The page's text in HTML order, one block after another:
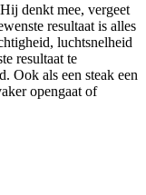
denkt mee, vergeet
resultaat is alles
luchtsnelheid
resultaat te
Ook als een steak een
opengaat of